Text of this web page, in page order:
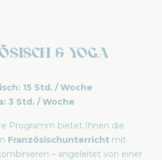
& Yoga
15 Std. / Woche
3 Std. / Woche
Programm bietet Ihnen die
Französischunterrichtmit
– angeleitet von einer